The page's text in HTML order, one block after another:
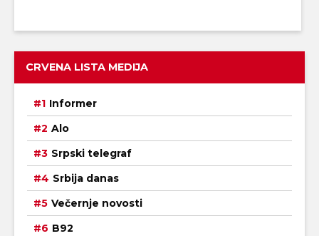
CRVENA LISTA MEDIJA
Informer
Alo
Srpski telegraf
Srbija danas
Večernje novosti
B92